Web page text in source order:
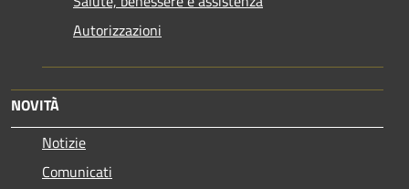
Autorizzazioni
NOVITÀ
Notizie
Comunicati